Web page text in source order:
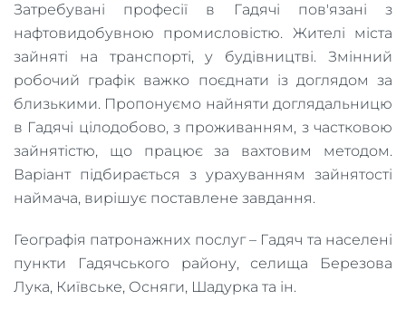
Затребувані професії в Гадячі пов'язані з
нафтовидобувною промисловістю. Жителі міста
зайняті на транспорті, у будівництві. Змінний
робочий графік важко поєднати із доглядом за
близькими. Пропонуємо найняти доглядальницю
в Гадячі цілодобово, з проживанням, з частковою
зайнятістю, що працює за вахтовим методом.
Варіант підбирається з урахуванням зайнятості
наймача, вирішує поставлене завдання.
Географія патронажних послуг – Гадяч та населені
пункти Гадячського району, селища Березова
Лука, Київське, Осняги, Шадурка та ін.